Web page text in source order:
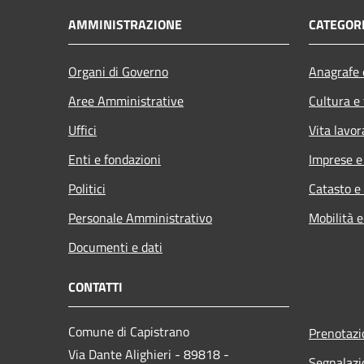
AMMINISTRAZIONE
Organi di Governo
Aree Amministrative
Uffici
Enti e fondazioni
Politici
Personale Amministrativo
Documenti e dati
Cultura
Vita
Imprese
Catasto
Mobilità
CONTATTI
Comune di Capistrano
Via Dante Alighieri - 89818 -